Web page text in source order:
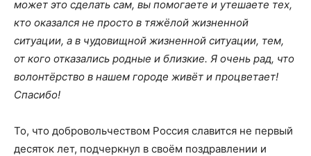
может это сделать сам, вы помогаете и утешаете тех,
кто оказался не просто в тяжёлой жизненной
ситуации, а в чудовищной жизненной ситуации, тем,
от кого отказались родные и близкие. Я очень рад, что
волонтёрство в нашем городе живёт и процветает!
Спасибо!
То, что добровольчеством Россия славится не первый
десяток лет, подчеркнул в своём поздравлении и